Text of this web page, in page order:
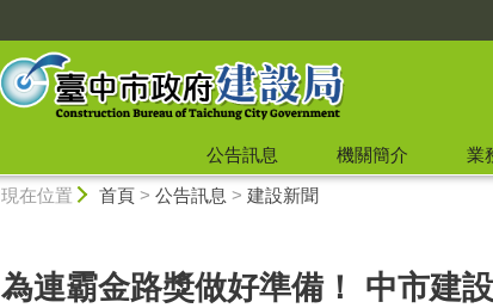
公告訊息 機關簡介 業
現在位置 首頁> 公告訊息 > 建設新聞
為連霸金路獎做好準備！ 中市建